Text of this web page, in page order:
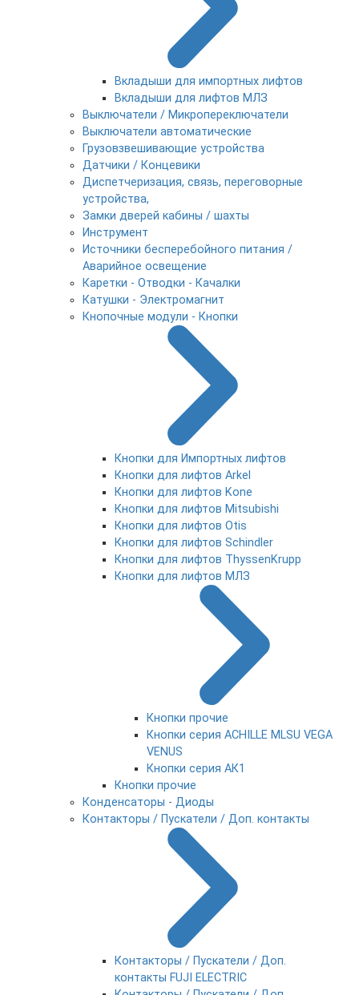
Вкладыши для импортных лифтов
Вкладыши для лифтов МЛЗ
Выключатели / Микропереключатели
Выключатели автоматические
Грузовзвешивающие устройства
Датчики / Концевики
Диспетчеризация, связь, переговорные
устройства,
Замки дверей кабины / шахты
Инструмент
Источники бесперебойного питания /
Аварийное освещение
Каретки - Отводки - Качалки
Катушки - Электромагнит
Кнопочные модули - Кнопки
Кнопки для Импортных лифтов
Кнопки для лифтов Arkel
Кнопки для лифтов Kone
Кнопки для лифтов Mitsubishi
Кнопки для лифтов Otis
Кнопки для лифтов Schindler
Кнопки для лифтов ThyssenKrupp
Кнопки для лифтов МЛЗ
Кнопки прочие
Кнопки серия ACHILLE MLSU VEGA
VENUS
Кнопки серия АК1
Кнопки прочие
Конденсаторы - Диоды
Контакторы / Пускатели / Доп. контакты
Контакторы / Пускатели / Доп.
контакты FUJI ELECTRIC